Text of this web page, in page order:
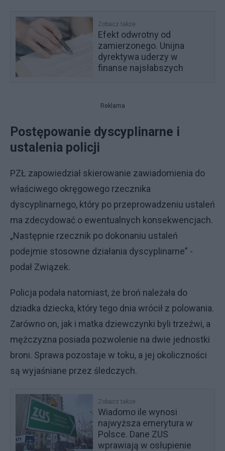
Zobacz także
Efekt odwrotny od
zamierzonego. Unijna
dyrektywa uderzy w
finanse najsłabszych
Reklama
Postępowanie dyscyplinarne i
ustalenia policji
PZŁ zapowiedział skierowanie zawiadomienia do
właściwego okręgowego rzecznika
dyscyplinarnego, który po przeprowadzeniu ustaleń
ma zdecydować o ewentualnych konsekwencjach.
„Następnie rzecznik po dokonaniu ustaleń
podejmie stosowne działania dyscyplinarne” -
podał Związek.
Policja podała natomiast, że broń należała do
dziadka dziecka, który tego dnia wrócił z polowania.
Zarówno on, jak i matka dziewczynki byli trzeźwi, a
mężczyzna posiada pozwolenie na dwie jednostki
broni. Sprawa pozostaje w toku, a jej okoliczności
są wyjaśniane przez śledczych.
Zobacz także
Wiadomo ile wynosi
najwyższa emerytura w
Polsce. Dane ZUS
wprawiają w osłupienie